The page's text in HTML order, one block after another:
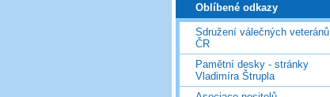
Oblíbené odkazy
Sdružení válečných veteránů
ČR
Pamětní desky - stránky
Vladimíra Štrupla